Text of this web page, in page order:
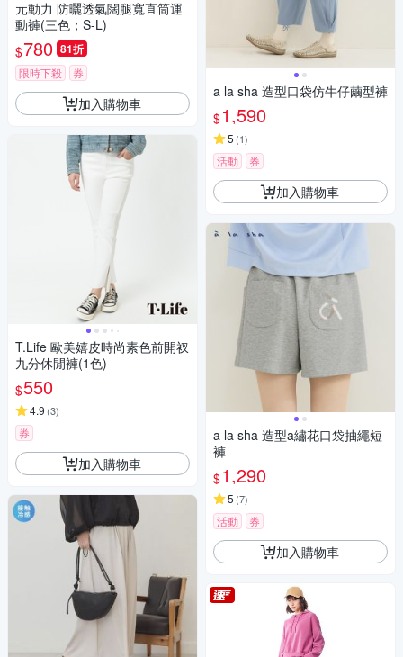
元動力 防曬透氣闊腿寬直筒運
動褲(三色；S-L)
$780 81折
限時下殺 券
加入購物車
T.Life 歐美嬉皮時尚素色前開衩
九分休閒褲(1色)
$550
4.9 (3)
券
加入購物車
a la sha 造型口袋仿牛仔繭型褲
$1,590
5 (1)
活動 券
加入購物車
a la sha 造型a繡花口袋抽繩短
褲
$1,290
5 (7)
活動 券
加入購物車